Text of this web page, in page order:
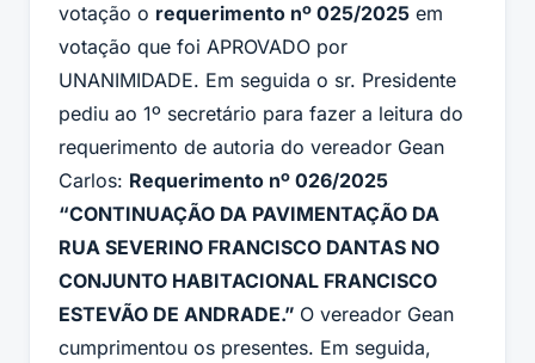
votação o requerimento nº 025/2025 em
votação que foi APROVADO por
UNANIMIDADE. Em seguida o sr. Presidente
pediu ao 1º secretário para fazer a leitura do
requerimento de autoria do vereador Gean
Carlos: Requerimento nº 026/2025
“CONTINUAÇÃO DA PAVIMENTAÇÃO DA
RUA SEVERINO FRANCISCO DANTAS NO
CONJUNTO HABITACIONAL FRANCISCO
ESTEVÃO DE ANDRADE.” O vereador Gean
cumprimentou os presentes. Em seguida,